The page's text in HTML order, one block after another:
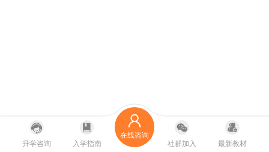
升学咨询 入学指南
在线咨询
社群加入
最新教材